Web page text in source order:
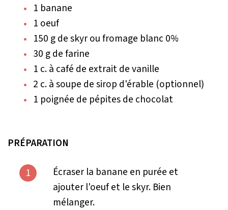
1 banane
1 oeuf
150 g de skyr ou fromage blanc 0%
30 g de farine
1 c. à café de extrait de vanille
2 c. à soupe de sirop d'érable (optionnel)
1 poignée de pépites de chocolat
PRÉPARATION
1
Écraser la banane en purée et
ajouter l'oeuf et le skyr. Bien
mélanger.